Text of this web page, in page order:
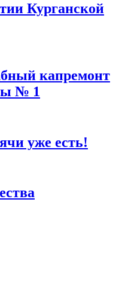
Курганской
капремонт
№ 1
уже есть!